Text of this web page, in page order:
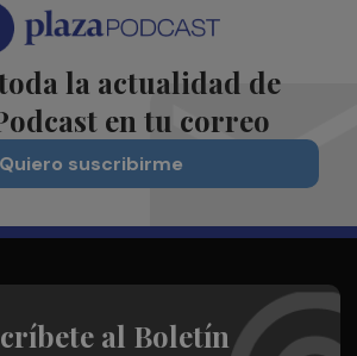
la actualidad de
en tu correo
Quiero suscribirme
al Boletín